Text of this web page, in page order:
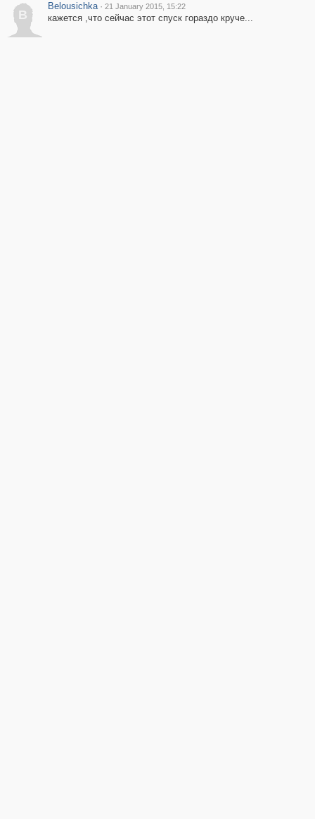
B
Belousichka · 21 January 2015, 15:22
кажется ,что сейчас этот спуск гораздо круче...